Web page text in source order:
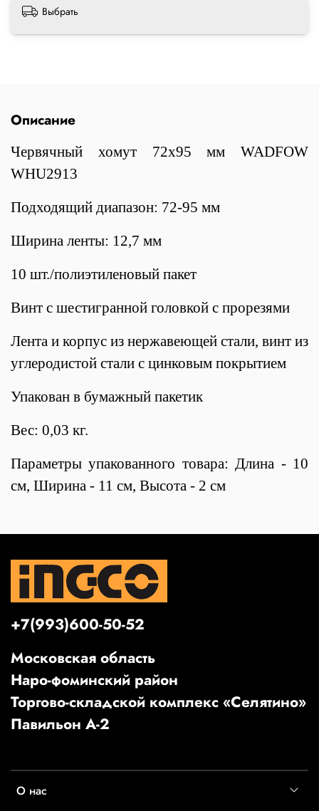
Выбрать
Описание
Червячный хомут 72х95 мм WADFOW
WHU2913
Подходящий диапазон: 72-95 мм
Ширина ленты: 12,7 мм
10 шт./полиэтиленовый пакет
Винт с шестигранной головкой с прорезями
Лента и корпус из нержавеющей стали, винт из
углеродистой стали с цинковым покрытием
Упакован в бумажный пакетик
Вес: 0,03 кг.
Параметры упакованного товара: Длина - 10
см, Ширина - 11 см, Высота - 2 см
О нас
+7(993)600-50-52
Московская область
Наро-фоминский район
Торгово-складской комплекс «Селятино»
Павильон А-2